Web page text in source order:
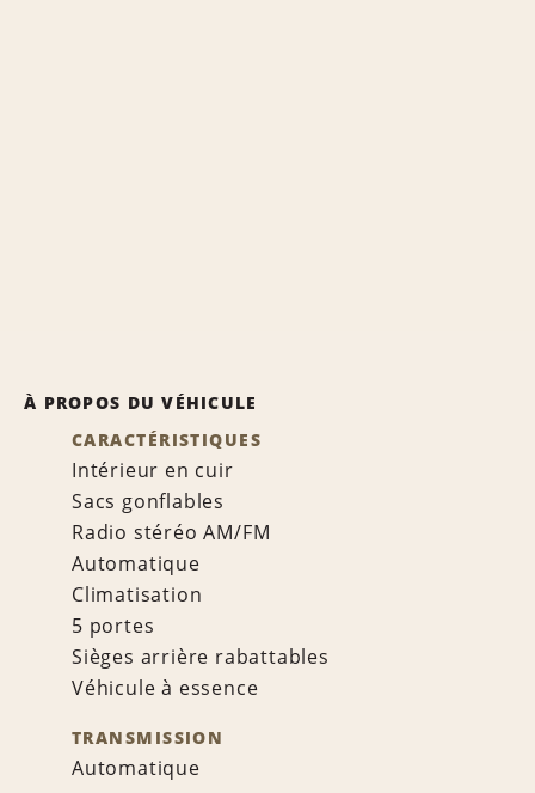
À PROPOS DU VÉHICULE
CARACTÉRISTIQUES
Intérieur en cuir
Sacs gonflables
Radio stéréo AM/FM
Automatique
Climatisation
5 portes
Sièges arrière rabattables
Véhicule à essence
TRANSMISSION
Automatique